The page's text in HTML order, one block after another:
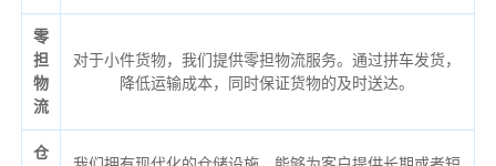
零
担
物
流
对于小件货物，我们提供零担物流服务。通过拼车发货，
降低运输成本，同时保证货物的及时送达。
仓